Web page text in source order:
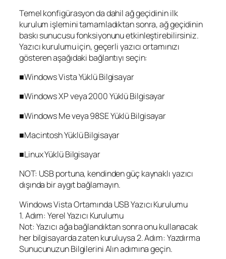
Temel konfigürasyon da dahil ağ geçidinin ilk
kurulum işlemini tamamladıktan sonra, ağ geçidinin
baskı sunucusu fonksiyonunu etkinleştirebilirsiniz.
Yazıcı kurulumu için, geçerli yazıcı ortamınızı
gösteren aşağıdaki bağlantıyı seçin:
■Windows Vista Yüklü Bilgisayar
■Windows XP veya 2000 Yüklü Bilgisayar
■Windows Me veya 98SE Yüklü Bilgisayar
■Macintosh Yüklü Bilgisayar
■Linux Yüklü Bilgisayar
NOT: USB portuna, kendinden güç kaynaklı yazıcı
dışında bir aygıt bağlamayın.
Windows Vista Ortamında USB Yazıcı Kurulumu
1. Adım: Yerel Yazıcı Kurulumu
Not: Yazıcı ağa bağlandıktan sonra onu kullanacak
her bilgisayarda zaten kuruluysa 2. Adım: Yazdırma
Sunucunuzun Bilgilerini Alın adımına geçin.